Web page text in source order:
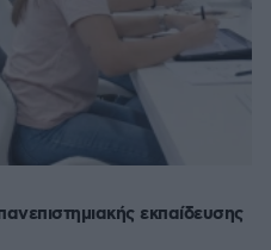
εκπαίδευσης